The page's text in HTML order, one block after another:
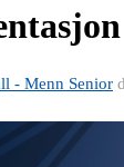
- Menn Senior